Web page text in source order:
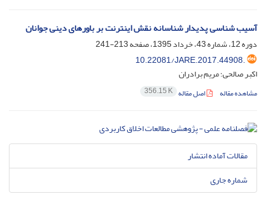
آسیب شناسی پدیدار شناسانه نقش اینترنت بر باورهای دینی جوانان
دوره 12، شماره 43، خرداد 1395، صفحه
213-241
10.22081/JARE.2017.44908.
اکبر صالحی؛ مریم برادران
مشاهده مقاله اصل مقاله 356.15 K
مقالات آماده انتشار
شماره جاری